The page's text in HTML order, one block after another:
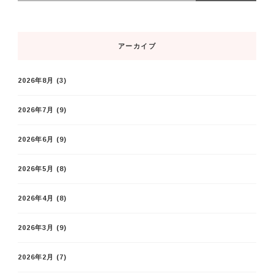
アーカイブ
2026年8月 (3)
2026年7月 (9)
2026年6月 (9)
2026年5月 (8)
2026年4月 (8)
2026年3月 (9)
2026年2月 (7)